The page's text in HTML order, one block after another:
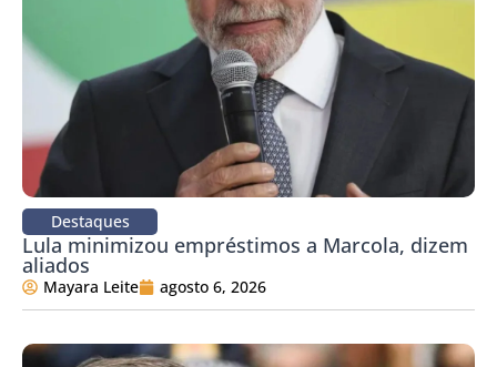
Destaques
Lula minimizou empréstimos a Marcola, dizem
aliados
Mayara Leite agosto 6, 2026